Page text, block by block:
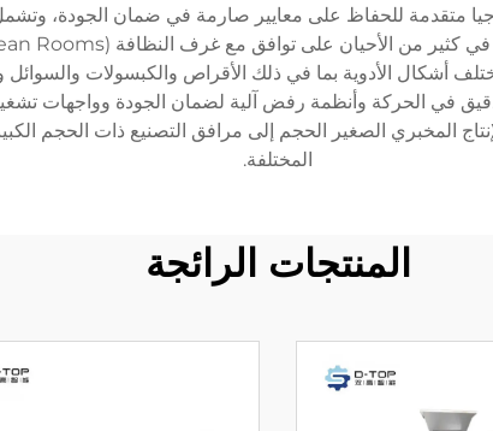
متقدمة للحفاظ على معايير صارمة في ضمان الجودة،
أشكال الأدوية بما في ذلك الأقراص والكبسولات والسوائل
المخبري الصغير الحجم إلى مرافق التصنيع ذات الحجم الكبير،
المختلفة.
المنتجات الرائجة